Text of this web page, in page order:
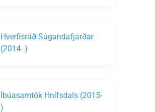
Hverfisráð Súgandafjarðar
(2014- )
Íbúasamtök Hnífsdals (2015-
)